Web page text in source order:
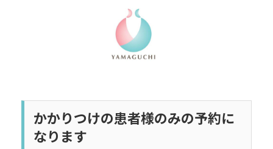
かかりつけの患者様のみの予約に
なります